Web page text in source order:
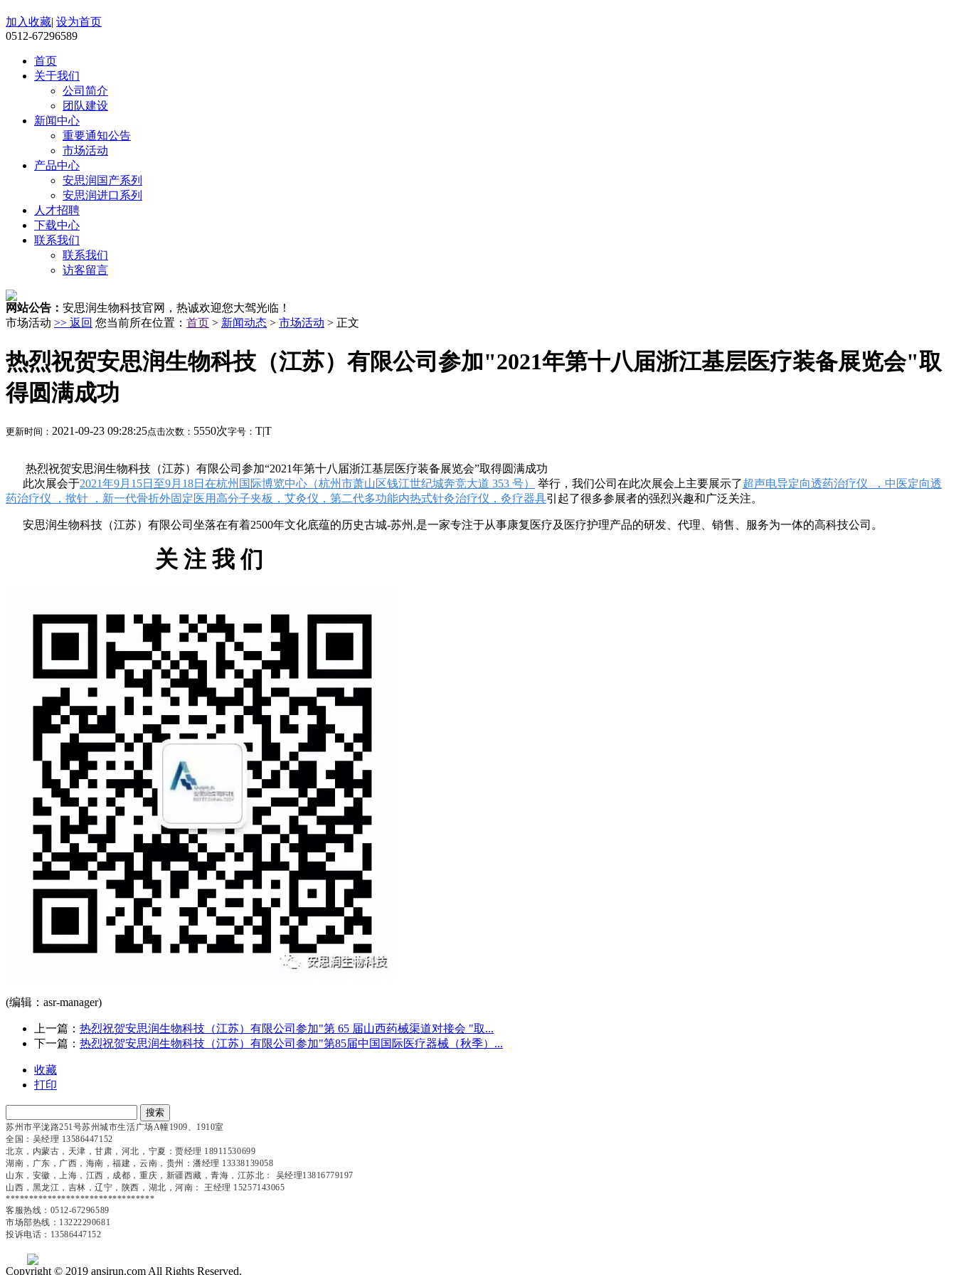
加入收藏| 设为首页
0512-67296589
首页
关于我们
公司简介
团队建设
新闻中心
重要通知公告
市场活动
产品中心
安思润国产系列
安思润进口系列
人才招聘
下载中心
联系我们
联系我们
访客留言
网站公告： 安思润生物科技官网，热诚欢迎您大驾光临！
市场活动 >> 返回 您当前所在位置： 首页 > 新闻动态 > 市场活动 > 正文
热烈祝贺安思润生物科技（江苏）有限公司参加"2021年第十八届浙江基层医疗装备展览会"取
得圆满成功
更新时间： 2021-09-23 09:28:25点击次数： 5550次字号： T|T
热烈祝贺安思润生物科技（江苏）有限公司参加“2021年第十八届浙江基层医疗装备展览会”取得圆满成功
此次展会于2021年9月15日至9月18日在杭州国际博览中心（杭州市萧山区钱江世纪城奔竞大道 353 号） 举行，我们公司在此次展会上主要展示了超声电导定向透药治疗仪 ，中医定向透
药治疗仪 ，揿针 ，新一代骨折外固定医用高分子夹板，艾灸仪，第二代多功能内热式针灸治疗仪，灸疗器具引起了很多参展者的强烈兴趣和广泛关注。
安思润生物科技（江苏）有限公司坐落在有着2500年文化底蕴的历史古城-苏州,是一家专注于从事康复医疗及医疗护理产品的研发、代理、销售、服务为一体的高科技公司。
关 注 我 们
(编辑：asr-manager)
上一篇： 热烈祝贺安思润生物科技（江苏）有限公司参加"第 65 届山西药械渠道对接会 "取...
下一篇： 热烈祝贺安思润生物科技（江苏）有限公司参加"第85届中国国际医疗器械（秋季）...
收藏
打印
搜索
苏州市平泷路251号苏州城市生活广场A幢1909、1910室
全国：吴经理 13586447152
北京，内蒙古，天津，甘肃，河北，宁夏：贾经理 18911530699
湖南，广东，广西，海南，福建，云南，贵州：潘经理 13338139058
山东，安徽，上海，江西，成都，重庆，新疆西藏，青海，江苏北： 吴经理13816779197
山西，黑龙江，吉林，辽宁，陕西，湖北，河南： 王经理 15257143065
********************************
客服热线： 0512-67296589
市场部热线： 13222290681
投诉电话： 13586447152
Copyright © 2019 ansirun.com All Rights Reserved.